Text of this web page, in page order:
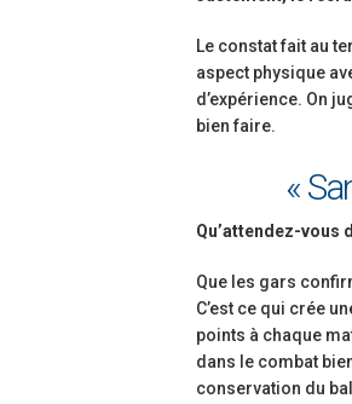
Le constat fait au
aspect physique
d’expérience. On
bien faire.
«
Qu’attendez-vous
Que les gars
C’est ce qui crée
points à chaque
dans le combat
conservation du